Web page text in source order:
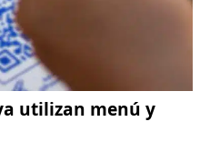
utilizan menú y